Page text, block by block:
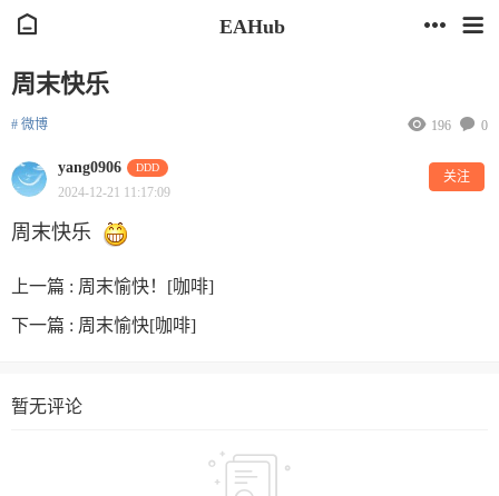
EAHub
周末快乐
# 微博 0
196
yang0906 DDD
2024-12-21 11:17:09
关注
周末快乐
上一篇 : 周末愉快！[咖啡]
下一篇 : 周末愉快[咖啡]
暂无评论